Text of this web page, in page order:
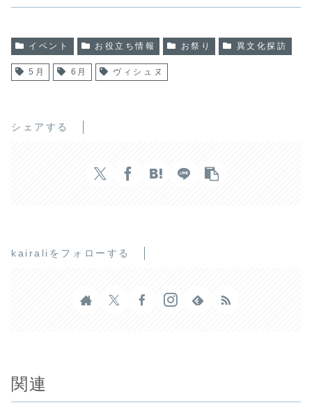
イベント お役立ち情報 お祭り 異文化探訪
5月 6月 ヴィシュヌ
シェアする
kairaliをフォローする
関連